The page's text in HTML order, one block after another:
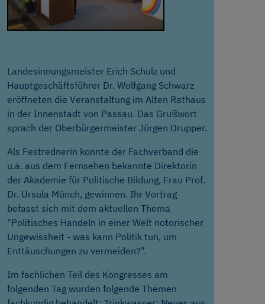
Landesinnungsmeister Erich Schulz und
Hauptgeschäftsführer Dr. Wolfgang Schwarz
eröffneten die Veranstaltung im Alten Rathaus
in der Innenstadt von Passau. Das Grußwort
sprach der Oberbürgermeister Jürgen Drupper.
Als Festrednerin konnte der Fachverband die
u.a. aus dem Fernsehen bekannte Direktorin
der Akademie für Politische Bildung, Frau Prof.
Dr. Ursula Münch, gewinnen. Ihr Vortrag
befasst sich mit dem aktuellen Thema
"Politisches Handeln in einer Welt notorischer
Ungewissheit - was kann Politik tun, um
Enttäuschungen zu vermeiden?".
Im fachlichen Teil des Kongresses am
folgenden Tag wurden folgende Themen